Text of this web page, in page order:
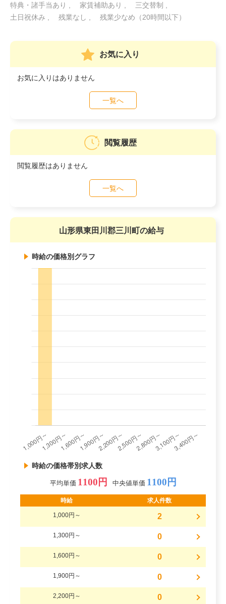
特典・諸手当あり 家賃補助あり
三交替制
土日祝休み
残業なし 残業少なめ（20時間以下）
お気に入り
お気に入りはありません
一覧へ
閲覧履歴
閲覧履歴はありません
一覧へ
山形県東田川郡三川町の給与
時給の価格別グラフ
時給の価格帯別求人数
平均単価 1100円 中央値単価 1100円
時給 求人件数
1,000円～ 2
1,300円～ 0
1,600円～ 0
1,900円～ 0
2,200円～ 0